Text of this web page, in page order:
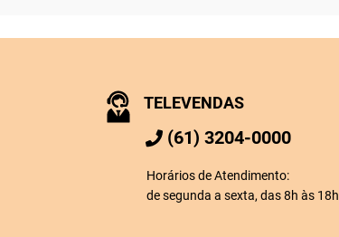
TELEVENDAS
(61) 3204-0000
Horários de Atendimento:
de segunda a sexta, das 8h às 18h